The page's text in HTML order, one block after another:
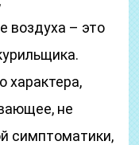
воздуха – это
характера,
не
симптоматики,